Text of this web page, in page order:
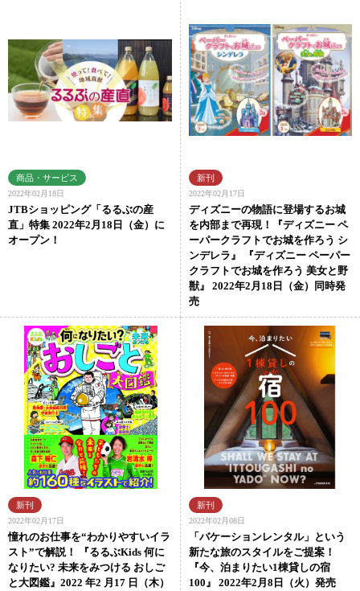
2022年02月18日
JTBショッピング「るるぶの産
直」特集 2022年2月18日（金）に
オープン！
2022年02月17日
ディズニーの物語に登場するお城
を内部まで再現！『ディズニー ペ
ーパークラフトでお城を作ろう シ
ンデレラ』 『ディズニー ペーパー
クラフトでお城を作ろう 美女と野
獣』 2022年2月18日（金）同時発
売
2022年02月17日
憧れのお仕事を“わかりやすいイラ
スト”で解説！ 『るるぶKids 何に
なりたい? 未来をみつける おしご
と大図鑑』2022 年2 月17 日（木）
2022年02月08日
「バケーションレンタル」という
新たな旅のスタイルをご提案！
『今、泊まりたい1棟貸しの宿
100』 2022年2月8日（火）発売